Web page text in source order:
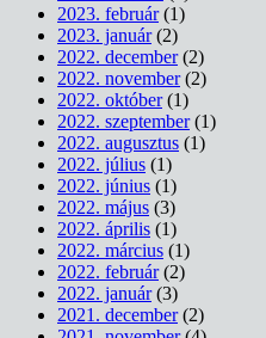
2023. február(1)
2023. január(2)
2022. december(2)
2022. november(2)
2022. október(1)
2022. szeptember(1)
2022. augusztus (1)
2022. július (1)
2022. június (1)
2022. május (3)
2022. április (1)
2022. március (1)
2022. február(2)
2022. január(3)
2021. december(2)